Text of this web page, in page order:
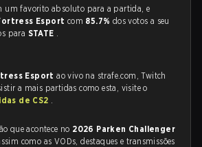
um favorito absoluto para a partida, e
Esport com 85.7% dos votos a seu
para STATE .
Esportao vivo na strafe.com, Twitch
a mais partidas como esta, visite o
de CS2 .
que acontece no 2026 Parken Challenger
como as VODs, destaques e transmissões